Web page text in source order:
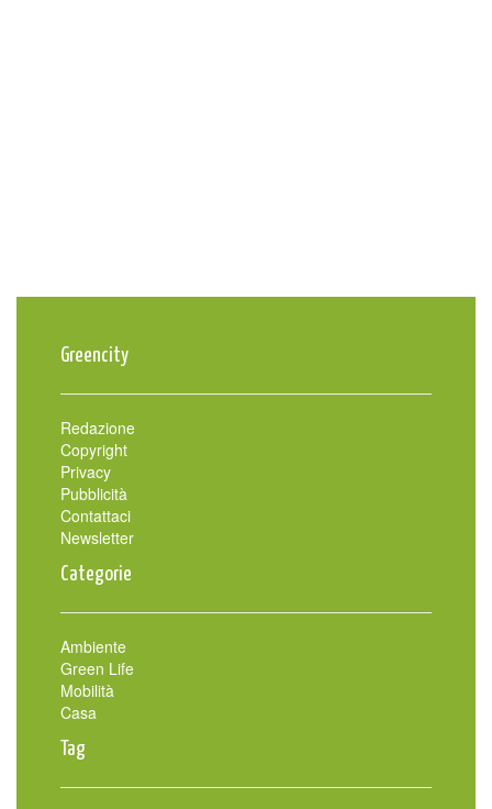
Greencity
Redazione
Copyright
Privacy
Pubblicità
Contattaci
Newsletter
Categorie
Ambiente
Green Life
Mobilità
Casa
Tag